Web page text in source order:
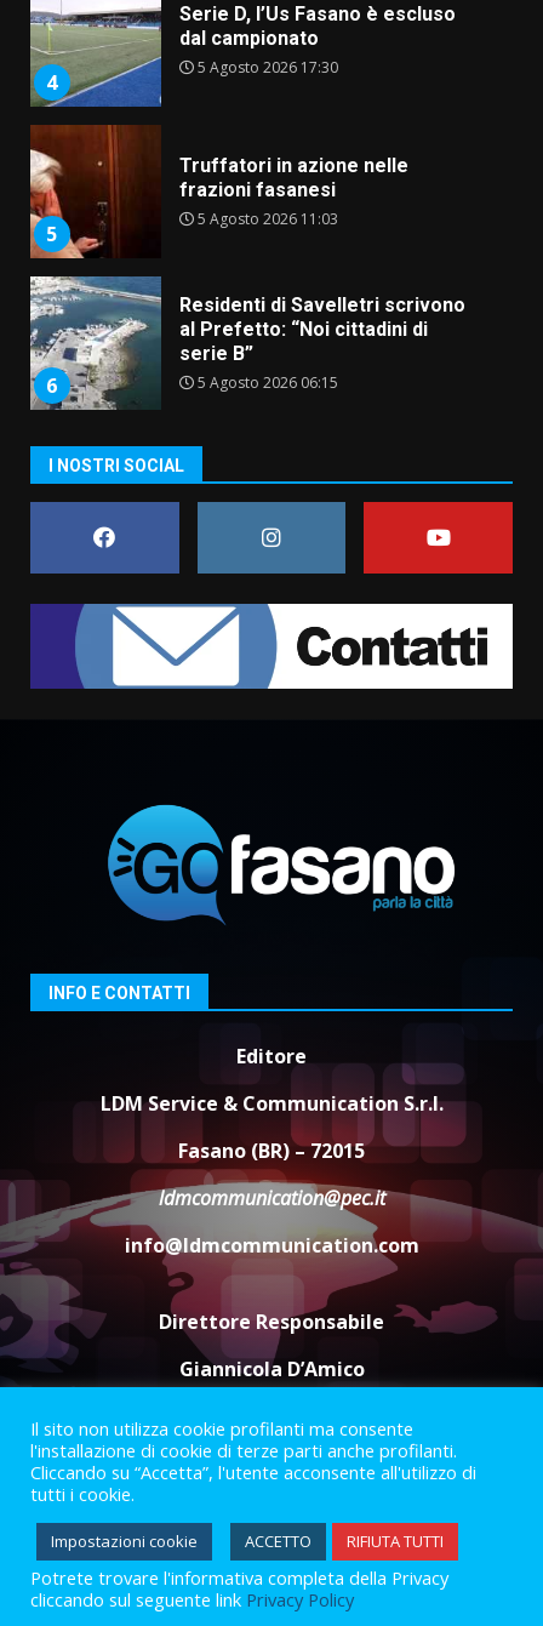
4
Serie D, l’Us Fasano è escluso
dal campionato
5 Agosto 2026 17:30
5
Truffatori in azione nelle
frazioni fasanesi
5 Agosto 2026 11:03
6
Residenti di Savelletri scrivono
al Prefetto: “Noi cittadini di
serie B”
5 Agosto 2026 06:15
Pesce Spada: appuntamento a
sabato 8 agosto
5 Agosto 2026 06:10
1
cittadina di Fratelli d’Italia,
pronta a tornare in Consiglio
comunale
condivisa della Villetta di
Laureto
6 Agosto 2026 06:20
3
La magia del Minareto e la prima
Serie D, l’Us Fasano è escluso
dal campionato
Truffatori in azione nelle
frazioni fasanesi
5 Agosto 2026 11:03
I NOSTRI SOCIAL
INFO E CONTATTI
Editore
LDM Service & Communication S.r.l.
Fasano (BR) – 72015
ldmcommunication@pec.it
info@ldmcommunication.com
Direttore Responsabile
Giannicola D’Amico
Termini e Condizioni
Privacy Policy
Informazioni Legali
Facebook
Instagram
Youtube
2023 © Gofasano|Powered byCreativestudio
Il sito non utilizza cookie profilanti ma consente
l'installazione di cookie di terze parti anche profilanti.
Cliccando su “Accetta”, l'utente acconsente all'utilizzo di
tutti i cookie.
Impostazioni cookie ACCETTO RIFIUTA TUTTI
Potrete trovare l'informativa completa della Privacy
cliccando sul seguente link Privacy Policy